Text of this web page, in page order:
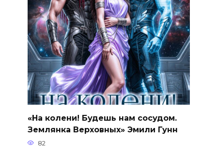
«На колени! Будешь нам сосудом.
Землянка Верховных» Эмили Гунн
82